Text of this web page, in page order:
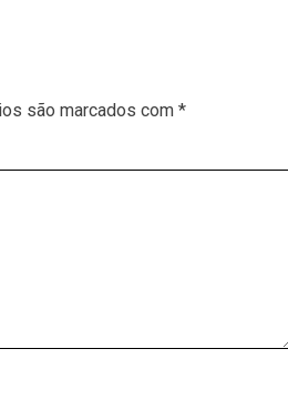
são marcados com *